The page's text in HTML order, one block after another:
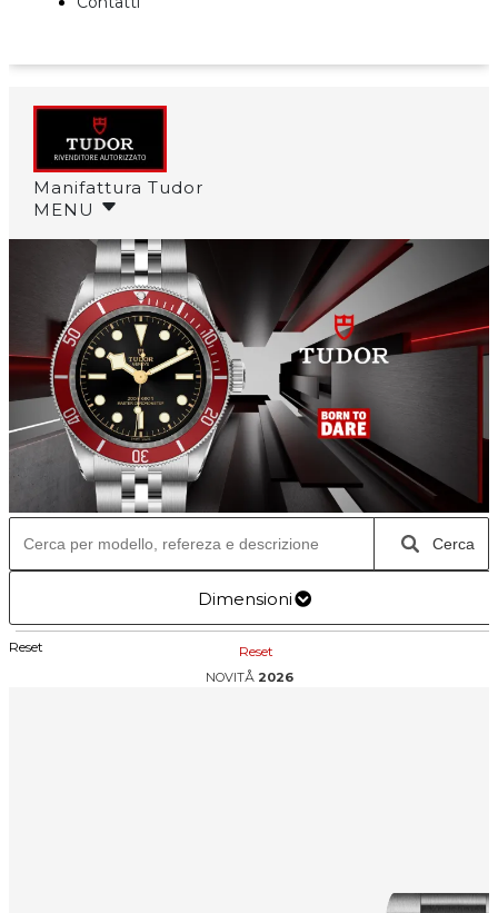
Manifattura Tudor
MENU
Cerca
Dimensioni
Reset
Reset
NOVITÅ 2026